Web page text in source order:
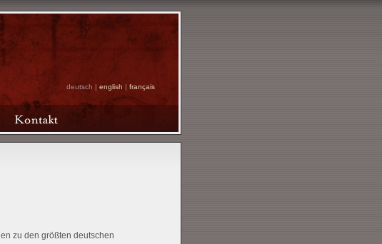
deutsch | english | français
zu den größten deutschen